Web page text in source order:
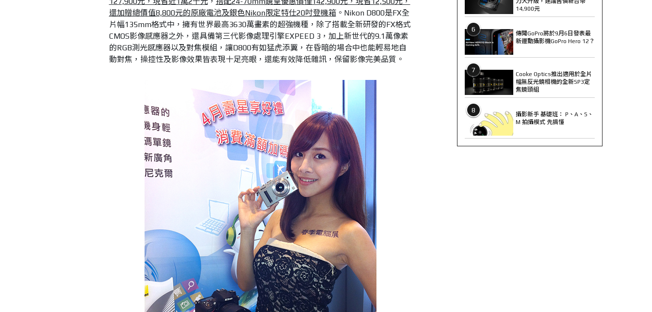
還加贈總價值8,800元的原廠電池及銀色Nikon限定特仕20吋登機箱。Nikon D800是FX全
片幅135mm格式中，擁有世界最高3630萬畫素的超強機種，除了搭載全新研發的FX格式
CMOS影像感應器之外，還具備第三代影像處理引擎EXPEED 3，加上新世代的9.1萬像素
的RGB測光感應器以及對焦模組，讓D800有如猛虎添翼，在昏暗的場合中也能輕易地自
動對焦，操控性及影像效果皆表現十足亮眼，還能有效降低雜訊，保留影像完美品質。
14,900元
6
傳聞GoPro將於9月6日發表最
新運動攝影機GoPro Hero 12？
7
Cooke Optics推出適用於全片
幅無反光鏡相機的全新SP3定
焦鏡頭組
8
攝影新手 基礎班： P、A、S、
M 拍攝模式 先搞懂